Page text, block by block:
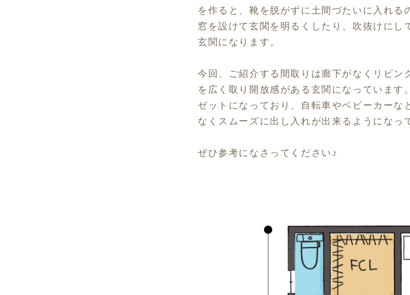
を作ると、靴を脱がずに土間づたいに入れる
窓を設けて玄関を明るくしたり、吹抜けにし
玄関になります。
今回、ご紹介する間取りは廊下がなくリビン
を広く取り開放感がある玄関になっています
ゼットになっており、自転車やベビーカーな
なくスムーズに出し入れが出来るようになっ
ぜひ参考になさってください♪